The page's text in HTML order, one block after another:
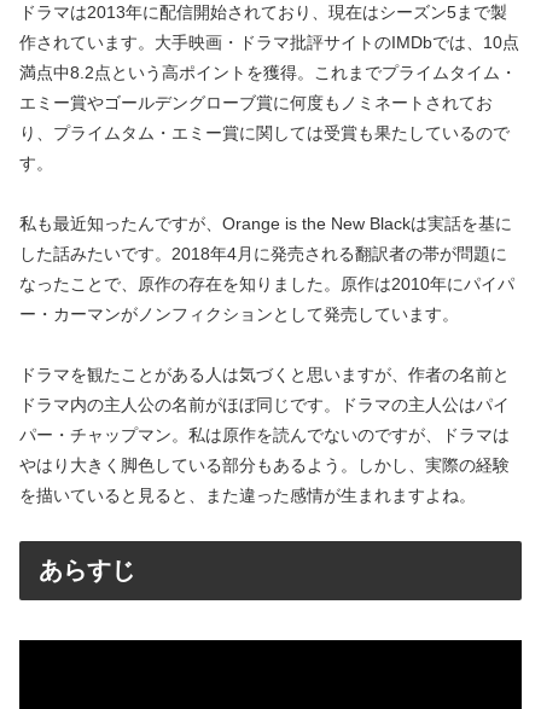
ドラマは2013年に配信開始されており、現在はシーズン5まで製
作されています。大手映画・ドラマ批評サイトのIMDbでは、10点
満点中8.2点という高ポイントを獲得。これまでプライムタイム・
エミー賞やゴールデングローブ賞に何度もノミネートされてお
り、プライムタム・エミー賞に関しては受賞も果たしているので
す。
私も最近知ったんですが、Orange is the New Blackは実話を基に
した話みたいです。2018年4月に発売される翻訳者の帯が問題に
なったことで、原作の存在を知りました。原作は2010年にパイパ
ー・カーマンがノンフィクションとして発売しています。
ドラマを観たことがある人は気づくと思いますが、作者の名前と
ドラマ内の主人公の名前がほぼ同じです。ドラマの主人公はパイ
パー・チャップマン。私は原作を読んでないのですが、ドラマは
やはり大きく脚色している部分もあるよう。しかし、実際の経験
を描いていると見ると、また違った感情が生まれますよね。
あらすじ